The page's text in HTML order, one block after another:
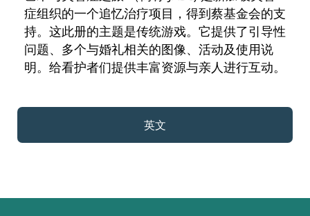
症组织的一个追忆治疗项目，得到蔡基金会的支
持。这此册的主题是传统游戏。它提供了引导性
问题、多个与婚礼相关的图像、活动及使用说
明。给看护者们提供丰富资源与亲人进行互动。
英文